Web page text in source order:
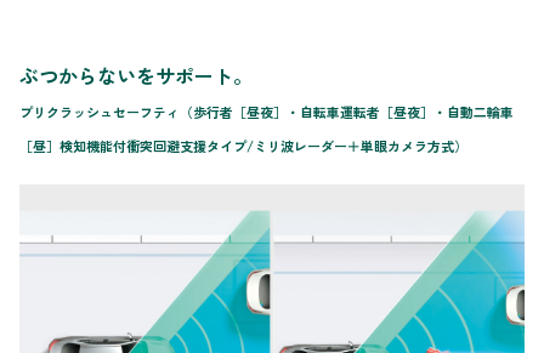
ぶつからないをサポート。
プリクラッシュセーフティ（歩行者［昼夜］・自転車運転者［昼夜］・自動二輪車
［昼］検知機能付衝突回避支援タイプ/ミリ波レーダー＋単眼カメラ方式）